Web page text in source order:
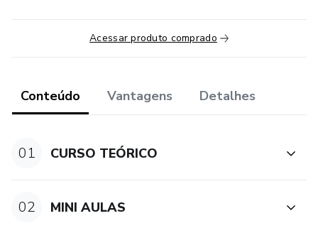
Acessar produto comprado
Conteúdo Vantagens Detalhes
01 CURSO TEÓRICO
02 MINI AULAS